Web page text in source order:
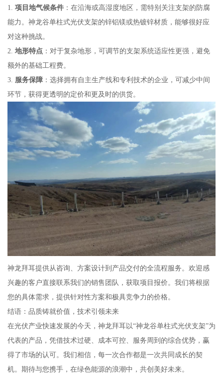
1. 项目地气候条件：在沿海或高湿度地区，需特别关注支架的防腐
能力。神龙谷单柱式光伏支架的锌铝镁或热镀锌材质，能够很好应
对这种挑战。
2. 地形特点：对于复杂地形，可调节的支架系统适应性更强，避免
额外的基础工程费。
3. 服务保障：选择拥有自主生产线和专利技术的企业，可减少中间
环节，获得更透明的定价和更及时的供货。
神龙拜耳提供从咨询、方案设计到产品交付的全流程服务。欢迎感
兴趣的客户直接联系我们的销售团队，获取项目报价。我们将根据
您的具体需求，提供针对性方案和极具竞争力的价格。
结语：品质铸就价值，技术引领未来
在光伏产业快速发展的今天，神龙拜耳以“神龙谷单柱式光伏支架”为
代表的产品，凭借技术过硬、成本可控、服务周到的综合优势，赢
得了市场的认可。我们相信，每一次合作都是一次共同成长的契
机。期待与您携手，在绿色能源的浪潮中，共创美好未来。